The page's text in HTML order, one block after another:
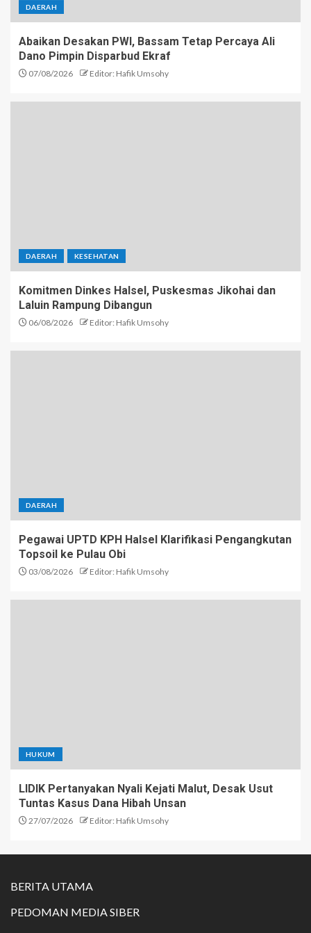
DAERAH
Abaikan Desakan PWI, Bassam Tetap Percaya Ali
Dano Pimpin Disparbud Ekraf
07/08/2026 Editor: Hafik Umsohy
DAERAH KESEHATAN
Komitmen Dinkes Halsel, Puskesmas Jikohai dan
Laluin Rampung Dibangun
06/08/2026 Editor: Hafik Umsohy
DAERAH
Pegawai UPTD KPH Halsel Klarifikasi Pengangkutan
Topsoil ke Pulau Obi
03/08/2026 Editor: Hafik Umsohy
HUKUM
LIDIK Pertanyakan Nyali Kejati Malut, Desak Usut
Tuntas Kasus Dana Hibah Unsan
27/07/2026 Editor: Hafik Umsohy
BERITA UTAMA
PEDOMAN MEDIA SIBER